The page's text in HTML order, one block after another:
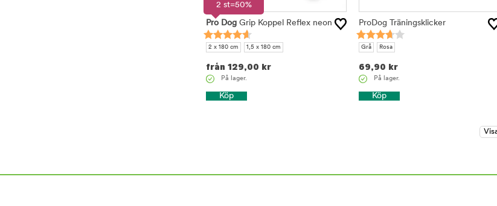
2 st=50%
Pro Dog Grip Koppel Reflex neon
2 x 180 cm 1,5 x 180 cm
från 129,00 kr
På lager.
Köp
ProDog Träningsklicker
Grå Rosa
69,90 kr
På lager.
Köp